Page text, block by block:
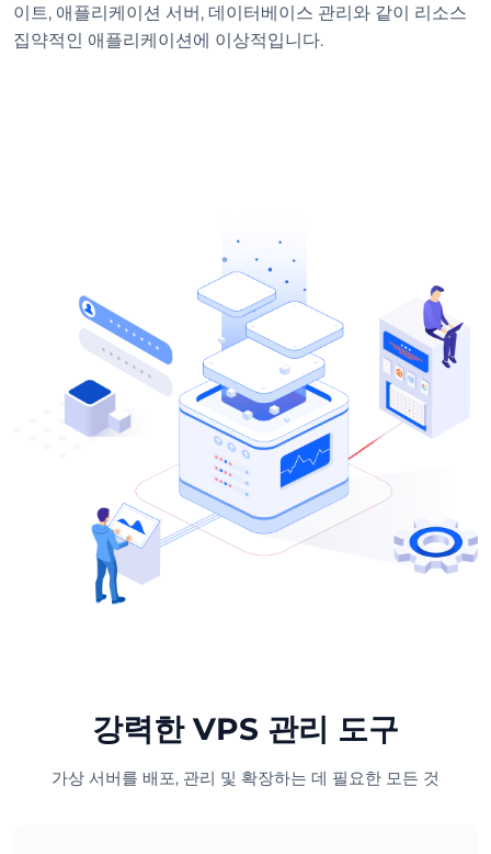
이트, 애플리케이션 서버, 데이터베이스 관리와 같이 리소스
집약적인 애플리케이션에 이상적입니다.
강력한 VPS 관리 도구
가상 서버를 배포, 관리 및 확장하는 데 필요한 모든 것